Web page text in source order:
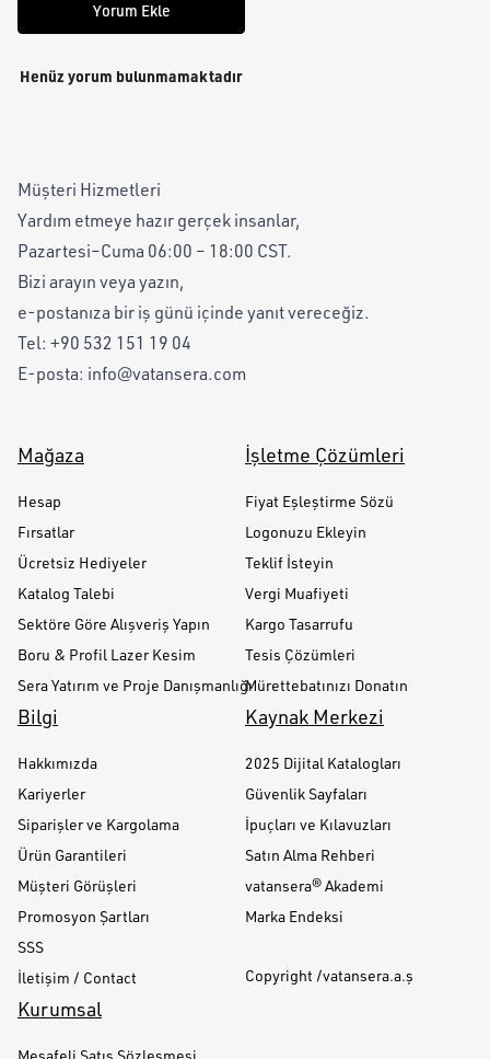
Yorum Ekle
Henüz yorum bulunmamaktadır
Müşteri Hizmetleri
Yardım etmeye hazır gerçek insanlar,
Pazartesi–Cuma 06:00 – 18:00 CST.
Bizi arayın veya yazın,
e-postanıza bir iş günü içinde yanıt vereceğiz.
Tel: +90 532 151 19 04
E-posta: info@vatansera.com
Mağaza
Hesap
Fırsatlar
Ücretsiz Hediyeler
Katalog Talebi
Sektöre Göre Alışveriş Yapın
Boru & Profil Lazer Kesim
Sera Yatırım ve Proje Danışmanlığı
İşletme Çözümleri
Fiyat Eşleştirme Sözü
Logonuzu Ekleyin
Teklif İsteyin
Vergi Muafiyeti
Kargo Tasarrufu
Tesis Çözümleri
Mürettebatınızı Donatın
Bilgi
Hakkımızda
Kariyerler
Siparişler ve Kargolama
Ürün Garantileri
Müşteri Görüşleri
Promosyon Şartları
SSS
İletişim / Contact
Kaynak Merkezi
2025 Dijital Katalogları
Güvenlik Sayfaları
İpuçları ve Kılavuzları
Satın Alma Rehberi
vatansera® Akademi
Marka Endeksi
Copyright /vatansera.a.ş
Kurumsal
Mesafeli Satış Sözleşmesi